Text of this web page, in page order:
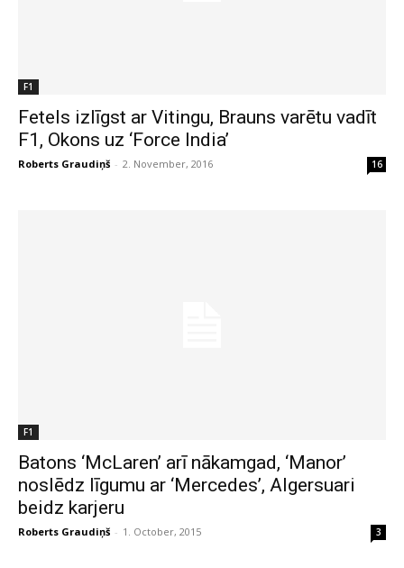
F1
Fetels izlīgst ar Vitingu, Brauns varētu vadīt
F1, Okons uz ‘Force India’
Roberts Graudiņš - 2. November, 2016 16
F1
Batons ‘McLaren’ arī nākamgad, ‘Manor’
noslēdz līgumu ar ‘Mercedes’, Algersuari
beidz karjeru
Roberts Graudiņš - 1. October, 2015 3